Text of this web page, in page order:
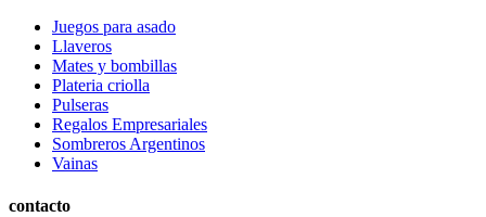
Juegos para asado
Llaveros
Mates y bombillas
Plateria criolla
Pulseras
Regalos Empresariales
Sombreros Argentinos
Vainas
contacto